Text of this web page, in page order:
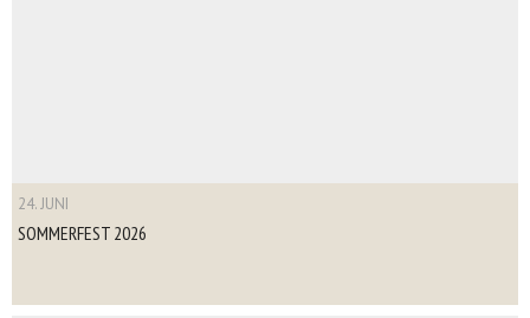
24. JUNI
SOMMERFEST 2026